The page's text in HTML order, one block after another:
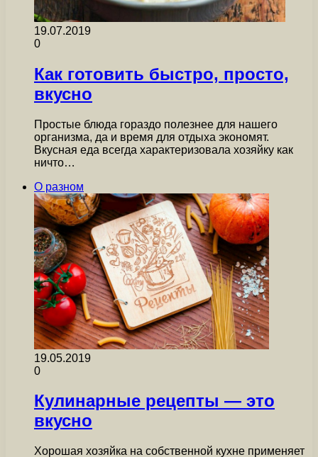
19.07.2019
0
Как готовить быстро, просто,
вкусно
Простые блюда гораздо полезнее для нашего
организма, да и время для отдыха экономят.
Вкусная еда всегда характеризовала хозяйку как
ничто…
О разном
19.05.2019
0
Кулинарные рецепты — это
вкусно
Хорошая хозяйка на собственной кухне применяет